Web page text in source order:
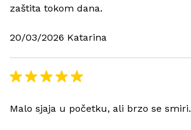
zaštita tokom dana.
20/03/2026 Katarina
Malo sjaja u početku, ali brzo se smiri.